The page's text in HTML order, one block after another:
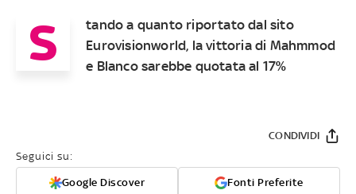
S
tando a quanto riportato dal sito
Eurovisionworld, la vittoria di Mahmmod
e Blanco sarebbe quotata al 17%
Seguici su:
Google Discover Fonti Preferite
CONDIVIDI